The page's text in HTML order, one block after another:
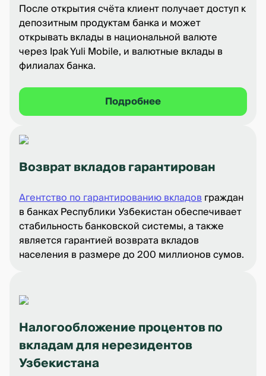
После открытия счёта клиент получает доступ к
депозитным продуктам банка и может
открывать вклады в национальной валюте
через Ipak Yuli Mobile, и валютные вклады в
филиалах банка.
Подробнее
Возврат вкладов гарантирован
Агентство по гарантированию вкладовграждан
в банках Республики Узбекистан обеспечивает
стабильность банковской системы, а также
является гарантией возврата вкладов
населения в размере до 200 миллионов сумов.
Налогообложение процентов по
вкладам для нерезидентов
Узбекистана